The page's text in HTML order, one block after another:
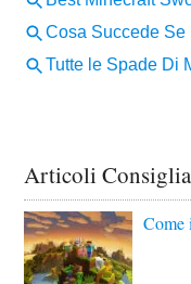
Articoli
Come